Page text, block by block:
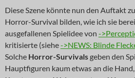
Diese Szene könnte nun den Auftakt
Horror-Survival bilden, wie ich sie
ausgefallenen Spielidee von -
kritisierte (siehe->NEWS: Blinde
Solche Horror-Survivals geben den
Hauptfiguren kaum etwas an die